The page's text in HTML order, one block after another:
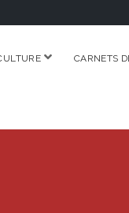
ouvrirCARNETS